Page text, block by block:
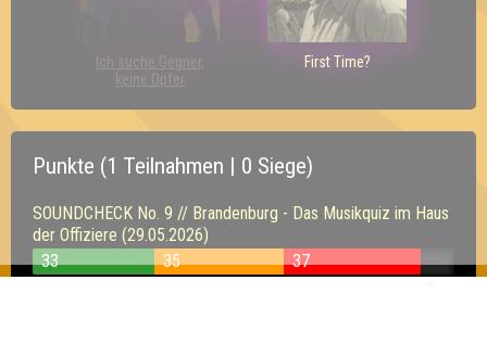
Ich suche Gegner,
keine Opfer
First Time?
Punkte (1 Teilnahmen | 0 Siege)
SOUNDCHECK No. 9 // Brandenburg - Das Musikquiz im Haus
der Offiziere (29.05.2026)
33
35 37